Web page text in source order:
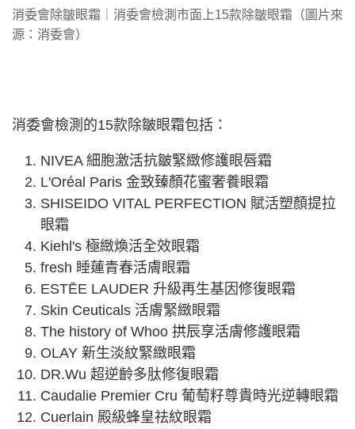
消委會除皺眼霜｜消委會檢測市面上15款除皺眼霜（圖片來
源：消委會）
消委會檢測的15款除皺眼霜包括：
NIVEA 細胞激活抗皺緊緻修護眼唇霜
L'Oréal Paris 金致臻顏花蜜奢養眼霜
SHISEIDO VITAL PERFECTION 賦活塑顏提拉
眼霜
Kiehl's 極緻煥活全效眼霜
fresh 睡蓮青春活膚眼霜
ESTĒE LAUDER 升級再生基因修復眼霜
Skin Ceuticals 活膚緊緻眼霜
The history of Whoo 拱辰享活膚修護眼霜
OLAY 新生淡紋緊緻眼霜
DR.Wu 超逆齡多肽修復眼霜
Caudalie Premier Cru 葡萄籽尊貴時光逆轉眼霜
Cuerlain 殿級蜂皇祛紋眼霜